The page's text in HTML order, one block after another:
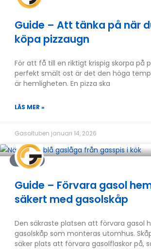
Guide – Att tänka på när
köpa pizzaugn
För att få till en riktigt krispig skorpa på
perfekt smält ost är det den höga
är hemligheten. En pizza ska
LÄS MER »
Gasoltuben januari 14, 2026
GUIDER
Guide – Förvara gasol
säkert med gasolskåp
Den säkraste platsen att förvara gasol
gasolskåp som monteras utomhus.
säker plats att förvara gasolflaskor på,